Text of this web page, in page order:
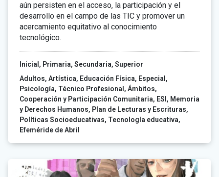
aún persisten en el acceso, la participación y el
desarrollo en el campo de las TIC y promover un
acercamiento equitativo al conocimiento
tecnológico.
Inicial Primaria Secundaria Superior
Adultos Artística Educación Física
Especial
Psicología Técnico Profesional
Ámbitos
Cooperación y Participación Comunitaria
ESI
Memoria
y Derechos Humanos
Plan de Lecturas y Escrituras
Políticas Socioeducativas Tecnología educativa
Efeméride de Abril